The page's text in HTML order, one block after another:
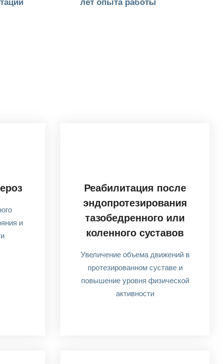
лет опыта работы
и
Реабилитация после
эндопротезирования
тазобедренного или
коленного суставов
Увеличение объема движений в
протезированном суставе и
повышение уровня физической
активности